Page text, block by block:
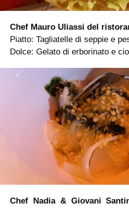
Chef Mauro Uliassi del
Piatto: Tagliatelle di seppie e
Dolce: Gelato di erborinato e
Chef Nadia & Giovani